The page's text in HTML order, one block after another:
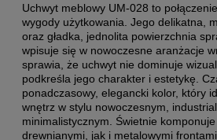
Uchwyt meblowy UM-028 to
wygody użytkowania. Jego delikatna,
oraz gładka, jednolita powierzchnia
wpisuje się w nowoczesne aranżacje
sprawia, że uchwyt nie dominuje
podkreśla jego charakter i estetykę.
ponadczasowy, elegancki kolor, który
wnętrz w stylu nowoczesnym,
minimalistycznym. Świetnie
drewnianymi, jak i metalowymi